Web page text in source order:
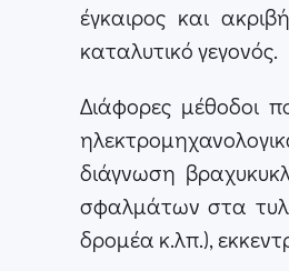
έγκαιρος και
καταλυτικό γεγονός.
Διάφορες μέθοδοι
διάγνωση
σφαλμάτων στα
δρομέα κ.λπ.),